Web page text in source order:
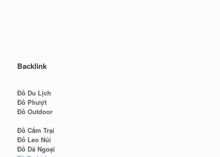
Backlink
Đồ Du Lịch
Đồ Phượt
Đồ Outdoor
Đồ Cắm Trại
Đồ Leo Núi
Đồ Dã Ngoại